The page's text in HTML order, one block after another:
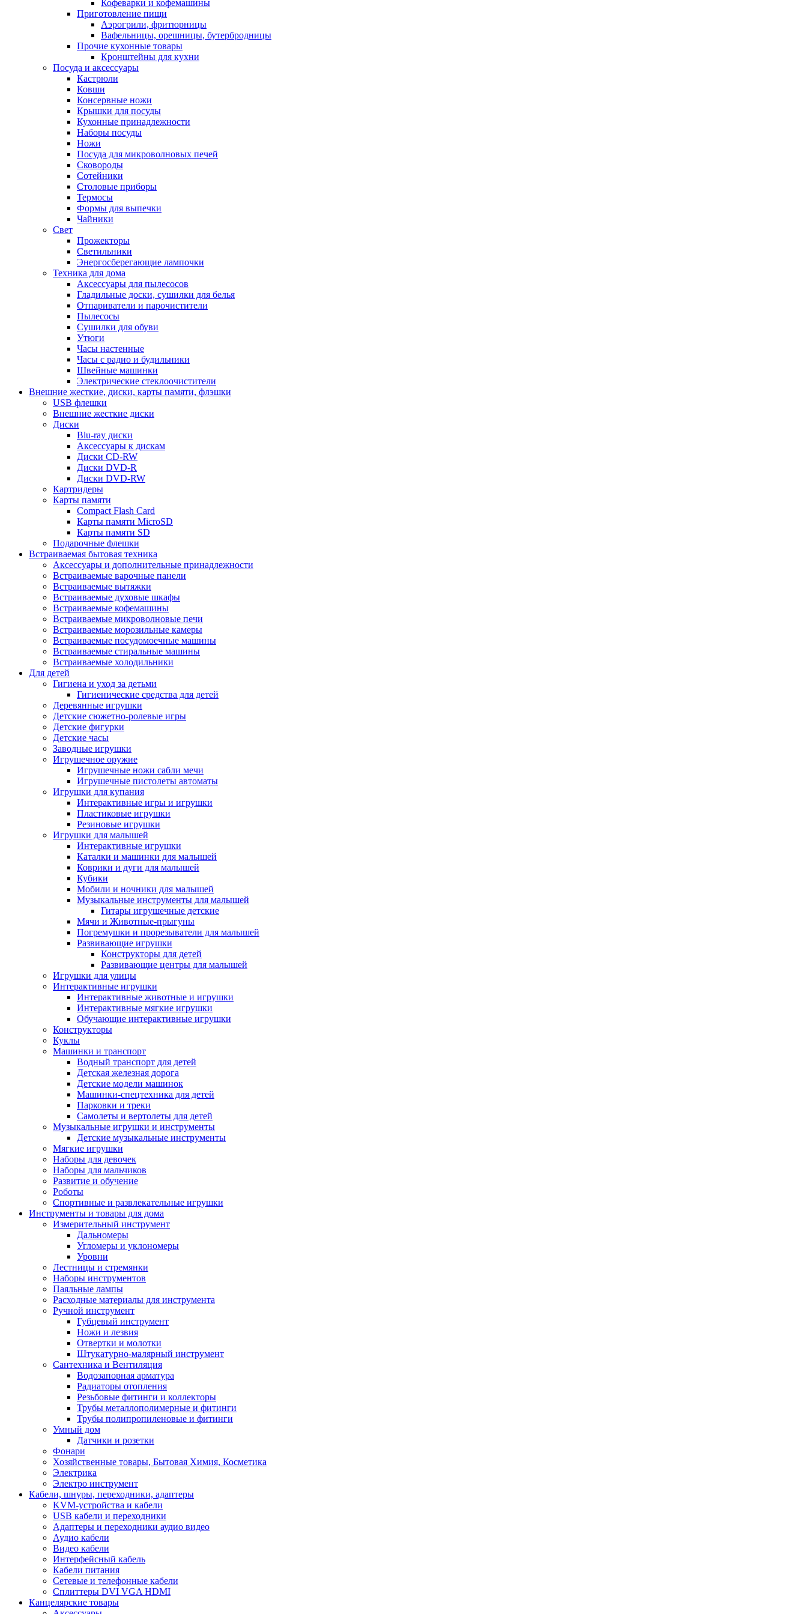
Кофеварки и кофемашины
Приготовление пищи
Аэрогрили, фритюрницы
Вафельницы, орешницы, бутербродницы
Прочие кухонные товары
Кронштейны для кухни
Посуда и аксессуары
Кастрюли
Ковши
Консервные ножи
Крышки для посуды
Кухонные принадлежности
Наборы посуды
Ножи
Посуда для микроволновых печей
Сковороды
Сотейники
Столовые приборы
Термосы
Формы для выпечки
Чайники
Свет
Прожекторы
Светильники
Энергосберегающие лампочки
Техника для дома
Аксессуары для пылесосов
Гладильные доски, сушилки для белья
Отпариватели и парочистители
Пылесосы
Сушилки для обуви
Утюги
Часы настенные
Часы с радио и будильники
Швейные машинки
Электрические стеклоочистители
Внешние жесткие, диски, карты памяти, флэшки
USB флешки
Внешние жесткие диски
Диски
Blu-ray диски
Аксессуары к дискам
Диски CD-RW
Диски DVD-R
Диски DVD-RW
Картридеры
Карты памяти
Compact Flash Card
Карты памяти MicroSD
Карты памяти SD
Подарочные флешки
Встраиваемая бытовая техника
Аксессуары и дополнительные принадлежности
Встраиваемые варочные панели
Встраиваемые вытяжки
Встраиваемые духовые шкафы
Встраиваемые кофемашины
Встраиваемые микроволновые печи
Встраиваемые морозильные камеры
Встраиваемые посудомоечные машины
Встраиваемые стиральные машины
Встраиваемые холодильники
Для детей
Гигиена и уход за детьми
Гигиенические средства для детей
Деревянные игрушки
Детские сюжетно-ролевые игры
Детские фигурки
Детские часы
Заводные игрушки
Игрушечное оружие
Игрушечные ножи сабли мечи
Игрушечные пистолеты автоматы
Игрушки для купания
Интерактивные игры и игрушки
Пластиковые игрушки
Резиновые игрушки
Игрушки для малышей
Интерактивные игрушки
Каталки и машинки для малышей
Коврики и дуги для малышей
Кубики
Мобили и ночники для малышей
Музыкальные инструменты для малышей
Гитары игрушечные детские
Мячи и Животные-прыгуны
Погремушки и прорезыватели для малышей
Развивающие игрушки
Конструкторы для детей
Развивающие центры для малышей
Игрушки для улицы
Интерактивные игрушки
Интерактивные животные и игрушки
Интерактивные мягкие игрушки
Обучающие интерактивные игрушки
Конструкторы
Куклы
Машинки и транспорт
Водный транспорт для детей
Детская железная дорога
Детские модели машинок
Машинки-спецтехника для детей
Парковки и треки
Самолеты и вертолеты для детей
Музыкальные игрушки и инструменты
Детские музыкальные инструменты
Мягкие игрушки
Наборы для девочек
Наборы для мальчиков
Развитие и обучение
Роботы
Спортивные и развлекательные игрушки
Инструменты и товары для дома
Измерительный инструмент
Дальномеры
Угломеры и уклономеры
Уровни
Лестницы и стремянки
Наборы инструментов
Паяльные лампы
Расходные материалы для инструмента
Ручной инструмент
Губцевый инструмент
Ножи и лезвия
Отвертки и молотки
Штукатурно-малярный инструмент
Сантехника и Вентиляция
Водозапорная арматура
Радиаторы отопления
Резьбовые фитинги и коллекторы
Трубы металлополимерные и фитинги
Трубы полипропиленовые и фитинги
Умный дом
Датчики и розетки
Фонари
Хозяйственные товары, Бытовая Химия, Косметика
Электрика
Электро инструмент
Кабели, шнуры, переходники, адаптеры
KVM-устройства и кабели
USB кабели и переходники
Адаптеры и переходники аудио видео
Аудио кабели
Видео кабели
Интерфейсный кабель
Кабели питания
Сетевые и телефонные кабели
Сплиттеры DVI VGA HDMI
Канцелярские товары